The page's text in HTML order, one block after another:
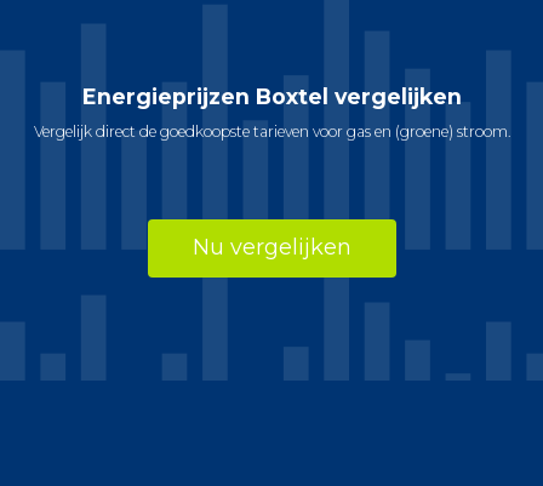
Energieprijzen Boxtel vergelijken
Vergelijk direct de goedkoopste tarieven voor gas en (groene) stroom.
Nu vergelijken